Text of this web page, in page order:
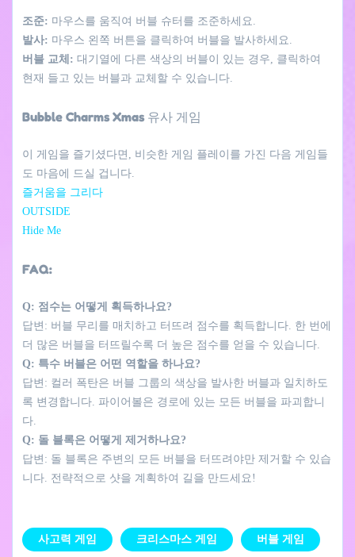
조준: 마우스를 움직여 버블 슈터를 조준하세요.
발사: 마우스 왼쪽 버튼을 클릭하여 버블을 발사하세요.
버블 교체: 대기열에 다른 색상의 버블이 있는 경우, 클릭하여
현재 들고 있는 버블과 교체할 수 있습니다.
Bubble Charms Xmas 유사 게임
이 게임을 즐기셨다면, 비슷한 게임 플레이를 가진 다음 게임들
도 마음에 드실 겁니다.
즐거움을 그리다
OUTSIDE
Hide Me
FAQ:
Q: 점수는 어떻게 획득하나요?
답변: 버블 무리를 매치하고 터뜨려 점수를 획득합니다. 한 번에
더 많은 버블을 터뜨릴수록 더 높은 점수를 얻을 수 있습니다.
Q: 특수 버블은 어떤 역할을 하나요?
답변: 컬러 폭탄은 버블 그룹의 색상을 발사한 버블과 일치하도
록 변경합니다. 파이어볼은 경로에 있는 모든 버블을 파괴합니
다.
Q: 돌 블록은 어떻게 제거하나요?
답변: 돌 블록은 주변의 모든 버블을 터뜨려야만 제거할 수 있습
니다. 전략적으로 샷을 계획하여 길을 만드세요!
사고력 게임 크리스마스 게임 버블 게임